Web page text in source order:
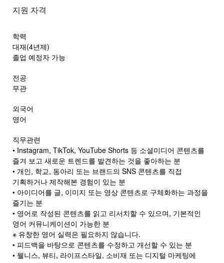
지원 자격
학력
대재(4년제)
졸업 예정자 가능
전공
무관
외국어
영어
직무관련
• Instagram, TikTok, YouTube Shorts 등 소셜미디어 콘텐츠를
즐겨 보고 새로운 트렌드를 발견하는 것을 좋아하는 분
• 개인, 학교, 동아리 또는 브랜드의 SNS 콘텐츠를 직접
기획하거나 제작해본 경험이 있는 분
• 아이디어를 글, 이미지 또는 영상 콘텐츠로 구체화하는 과정을
즐기는 분
• 영어로 작성된 콘텐츠를 읽고 리서치할 수 있으며, 기본적인
영어 커뮤니케이션이 가능한 분
※ 유창한 영어 실력은 필요하지 않습니다.
• 피드백을 바탕으로 콘텐츠를 수정하고 개선할 수 있는 분
• 웰니스, 뷰티, 라이프스타일, 소비재 또는 디지털 마케팅에